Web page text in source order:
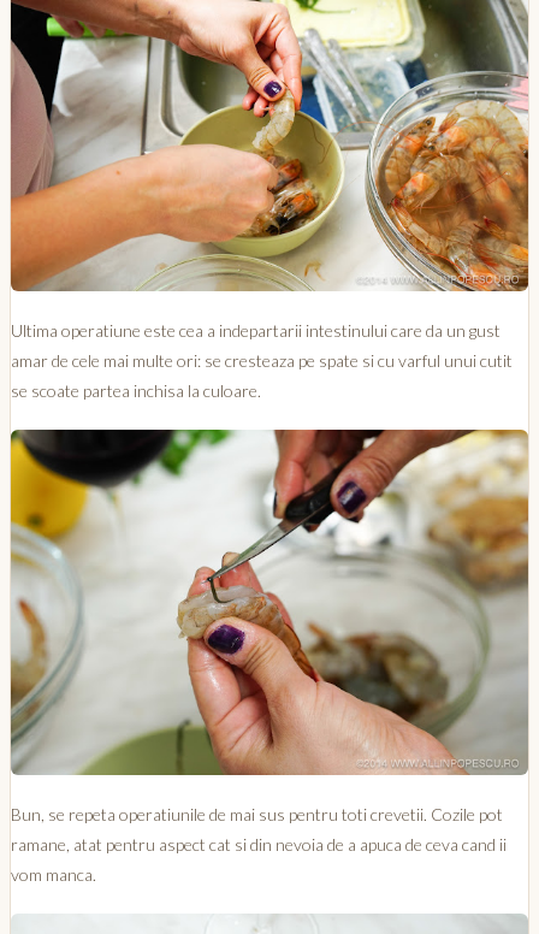
Ultima operatiune este cea a indepartarii intestinului care da un gust
amar de cele mai multe ori: se cresteaza pe spate si cu varful unui cutit
se scoate partea inchisa la culoare.
Bun, se repeta operatiunile de mai sus pentru toti crevetii. Cozile pot
ramane, atat pentru aspect cat si din nevoia de a apuca de ceva cand ii
vom manca.